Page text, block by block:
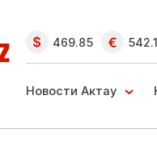
469.85
Новости Актау